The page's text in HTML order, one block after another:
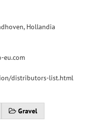
Hollandia
eu.com
distributors-list.html
Gravel